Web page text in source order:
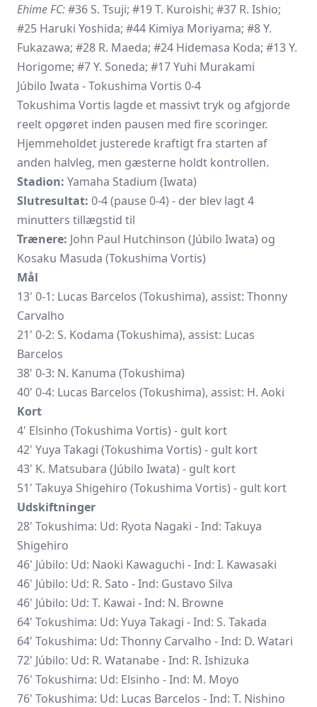
Ehime FC:#36 S. Tsuji; #19 T. Kuroishi; #37 R. Ishio;
#25 Haruki Yoshida; #44 Kimiya Moriyama; #8 Y.
Fukazawa; #28 R. Maeda; #24 Hidemasa Koda; #13 Y.
Horigome; #7 Y. Soneda; #17 Yuhi Murakami
Júbilo Iwata - Tokushima Vortis 0-4
Tokushima Vortis lagde et massivt tryk og afgjorde
reelt opgøret inden pausen med fire scoringer.
Hjemmeholdet justerede kraftigt fra starten af
anden halvleg, men gæsterne holdt kontrollen.
Stadion: Yamaha Stadium (Iwata)
Slutresultat: 0-4 (pause 0-4) - der blev lagt 4
minutters tillægstid til
Trænere: John Paul Hutchinson (Júbilo Iwata) og
Kosaku Masuda (Tokushima Vortis)
Mål
13' 0-1: Lucas Barcelos (Tokushima), assist: Thonny
Carvalho
21' 0-2: S. Kodama (Tokushima), assist: Lucas
Barcelos
38' 0-3: N. Kanuma (Tokushima)
40' 0-4: Lucas Barcelos (Tokushima), assist: H. Aoki
Kort
4' Elsinho (Tokushima Vortis) - gult kort
42' Yuya Takagi (Tokushima Vortis) - gult kort
43' K. Matsubara (Júbilo Iwata) - gult kort
51' Takuya Shigehiro (Tokushima Vortis) - gult kort
Udskiftninger
28' Tokushima: Ud: Ryota Nagaki - Ind: Takuya
Shigehiro
46' Júbilo: Ud: Naoki Kawaguchi - Ind: I. Kawasaki
46' Júbilo: Ud: R. Sato - Ind: Gustavo Silva
46' Júbilo: Ud: T. Kawai - Ind: N. Browne
64' Tokushima: Ud: Yuya Takagi - Ind: S. Takada
64' Tokushima: Ud: Thonny Carvalho - Ind: D. Watari
72' Júbilo: Ud: R. Watanabe - Ind: R. Ishizuka
76' Tokushima: Ud: Elsinho - Ind: M. Moyo
76' Tokushima: Ud: Lucas Barcelos - Ind: T. Nishino